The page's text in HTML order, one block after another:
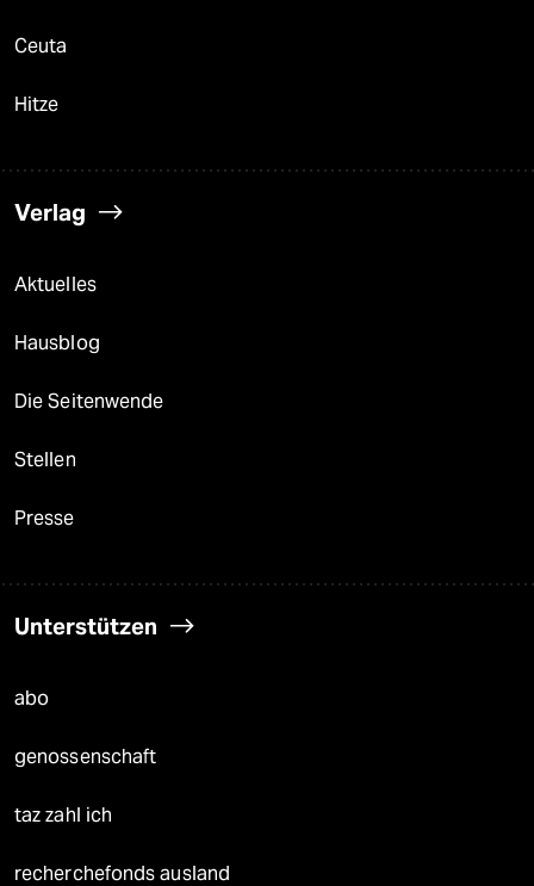
Ceuta
Hitze
Verlag
Aktuelles
Hausblog
Die Seitenwende
Stellen
Presse
Unterstützen
abo
genossenschaft
taz zahl ich
recherchefonds ausland